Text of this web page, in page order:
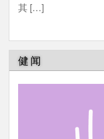
其 […]
健闻